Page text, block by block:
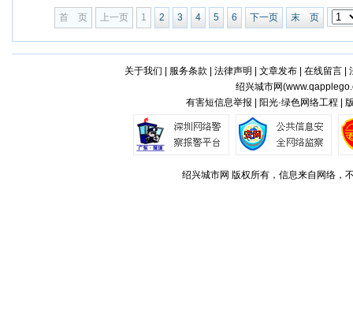
首 页 上一页 1 2 3 4 5 6 下一页 末 页
关于我们 服务条款 法律声明 文章发布| 在线留言|
绍兴城市网(
有害短信息举报 | 阳光·绿色网络工程 |
绍兴城市网 版权所有，信息来自网络，